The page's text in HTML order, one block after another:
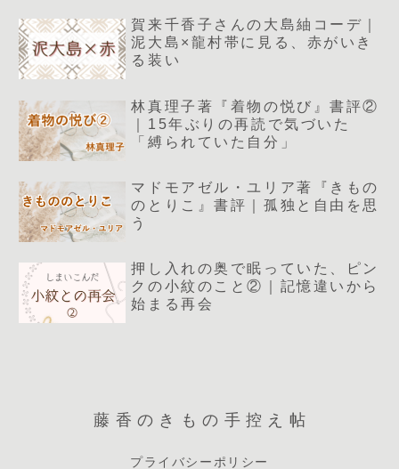
賀来千香子さんの大島紬コーデ｜
泥大島×龍村帯に見る、赤がいき
る装い
林真理子著『着物の悦び』書評②
｜15年ぶりの再読で気づいた
「縛られていた自分」
マドモアゼル・ユリア著『きもの
のとりこ』書評｜孤独と自由を思
う
押し入れの奥で眠っていた、ピン
クの小紋のこと②｜記憶違いから
始まる再会
藤香のきもの手控え帖
プライバシーポリシー